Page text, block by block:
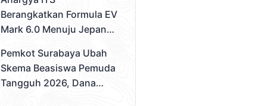
Juara Umum
Berangkatkan Formula EV
Mark 6.0 Menuju Jepang,
2026
Pemkot Surabaya Ubah
Skema Beasiswa Pemuda
Tangguh 2026, Dana